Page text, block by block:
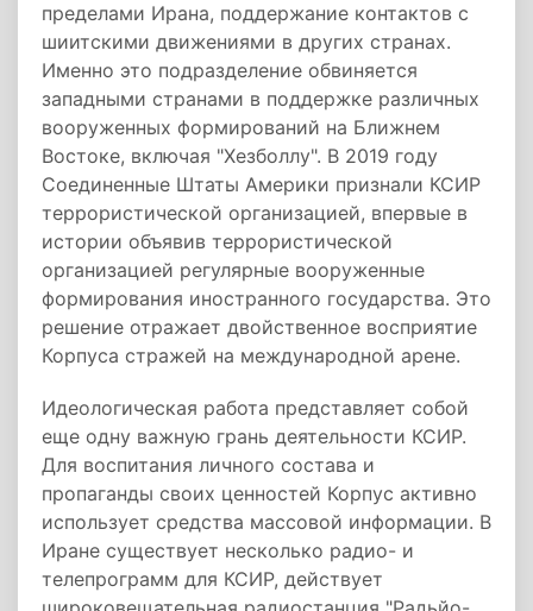
пределами Ирана, поддержание контактов с
шиитскими движениями в других странах.
Именно это подразделение обвиняется
западными странами в поддержке различных
вооруженных формирований на Ближнем
Востоке, включая "Хезболлу". В 2019 году
Соединенные Штаты Америки признали КСИР
террористической организацией, впервые в
истории объявив террористической
организацией регулярные вооруженные
формирования иностранного государства. Это
решение отражает двойственное восприятие
Корпуса стражей на международной арене.
Идеологическая работа представляет собой
еще одну важную грань деятельности КСИР.
Для воспитания личного состава и
пропаганды своих ценностей Корпус активно
использует средства массовой информации. В
Иране существует несколько радио- и
телепрограмм для КСИР, действует